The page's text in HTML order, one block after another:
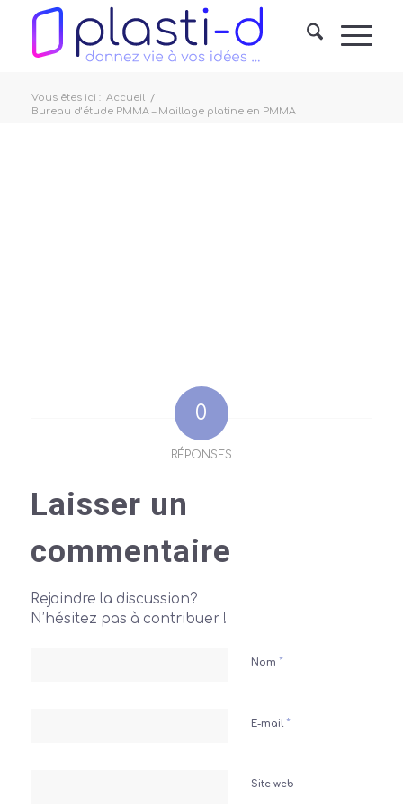
Vous êtes ici : Accueil /
Bureau d’étude PMMA – Maillage platine en PMMA
0
RÉPONSES
Laisser un
commentaire
Rejoindre la discussion?
N’hésitez pas à contribuer !
Nom *
E-mail *
Site web